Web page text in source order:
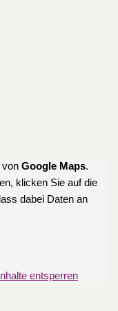
von Google Maps.
klicken Sie auf die
dabei Daten an
entsperren